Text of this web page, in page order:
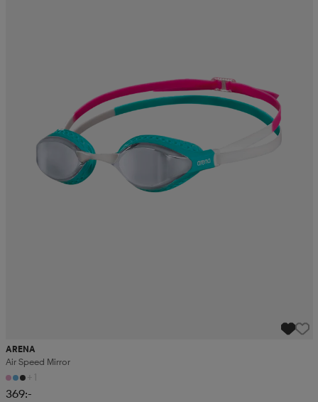
ARENA
Air Speed Mirror
+1
369:-